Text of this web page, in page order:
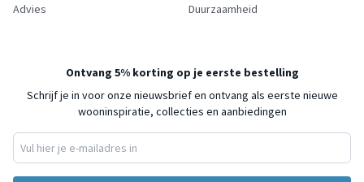
Advies Duurzaamheid
Ontvang 5% korting op je eerste bestelling
Schrijf je in voor onze nieuwsbrief en ontvang als eerste nieuwe
wooninspiratie, collecties en aanbiedingen